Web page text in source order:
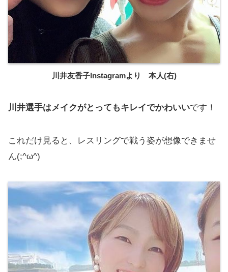
川井友香子Instagramより 本人(右)
川井選手はメイクがとってもキレイでかわいいです！
これだけ見ると、レスリングで戦う姿が想像できませ
ん(;^ω^)